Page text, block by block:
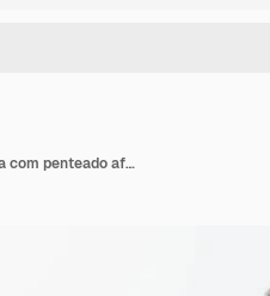
Esposa descontente, irritada e decepcionada de pele escura com penteado afro, apontando com o dedo indicador, franzindo a testa, fazendo uma careta de raiva, estando indignada com alguém